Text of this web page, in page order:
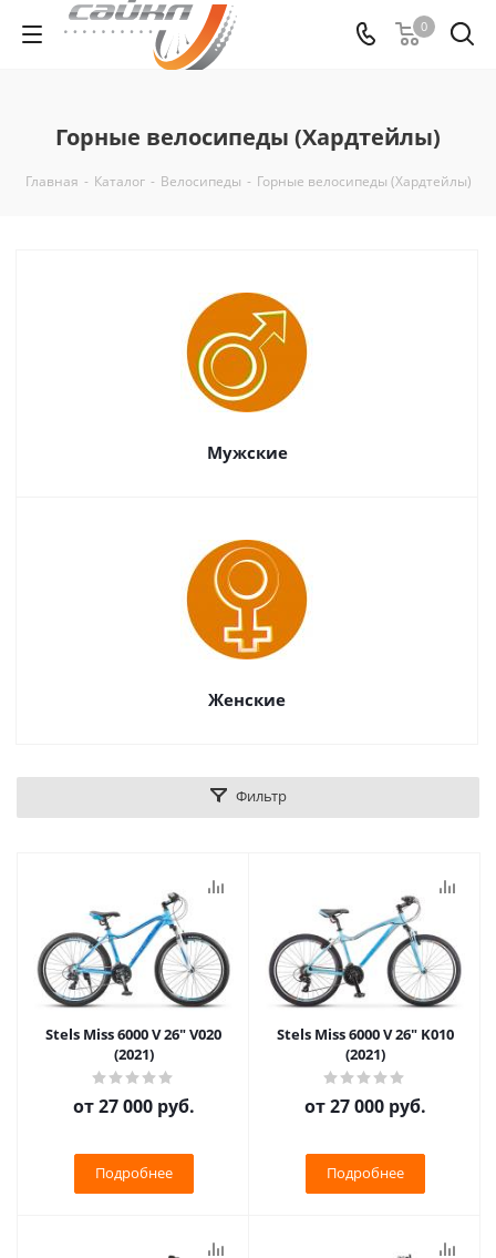
0
Горные велосипеды (Хардтейлы)
Главная - Каталог - Велосипеды - Горные велосипеды (Хардтейлы)
Мужские
Женские
Фильтр
Stels Miss 6000 V 26" V020
(2021)
от27 000 руб.
Подробнее
Stels Miss 6000 V 26" K010
(2021)
от27 000 руб.
Подробнее